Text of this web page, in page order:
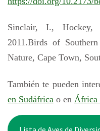
Sinclair, I., Hockey,
2011.Birds of
Nature, Cape Town,
También te pueden
en Sudáfrica o en África